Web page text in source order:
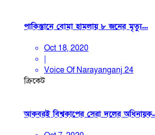
পাকিস্তানে বোমা হামলায় ৮ জনের মৃত্যু...
Oct 18, 2020
|
Voice Of Narayanganj 24
ক্রিকেট
আকবরই বিশ্বকাপের সেরা দলের